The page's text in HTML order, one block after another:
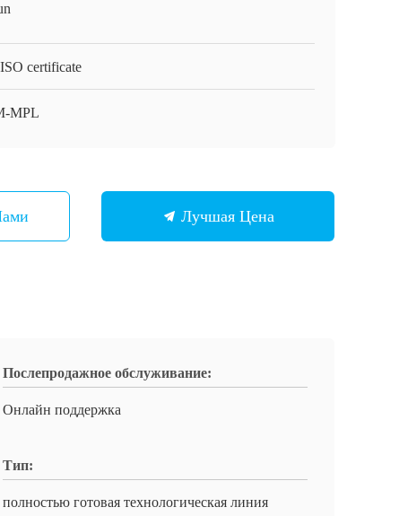
certificate
MPL
Лучшая Цена
Послепродажное обслуживание:
Онлайн поддержка
Тип:
полностью готовая технологическая линия